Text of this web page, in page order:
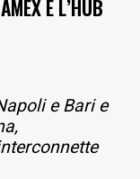
È L’HUB
e Bari e